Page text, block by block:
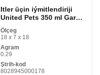
Itler üçin iýmitlendiriji
United Pets 350 ml Gara
polipropilen
Ölçeg
18 x 7 x 18
Agram
0.29
Ştrih-kod
8028945000178